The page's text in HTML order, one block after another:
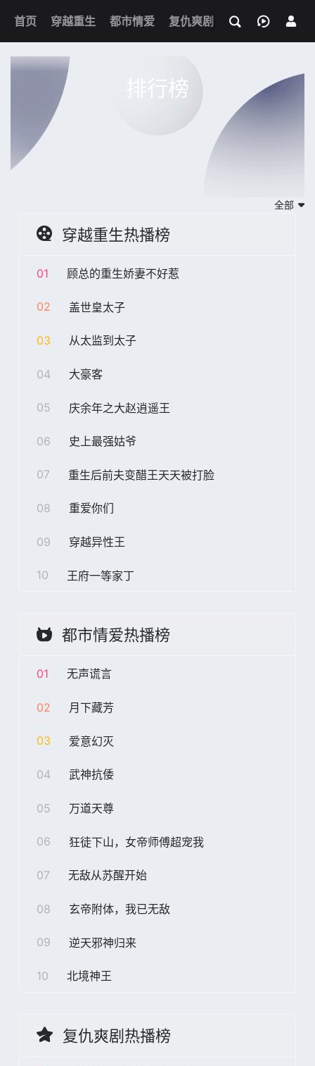
首页 穿越重生 都市情爱 复仇爽剧 玄幻武侠 奇幻
我的观影记录
排行榜
全部
穿越重生热播榜
01 顾总的重生娇妻不好惹
02 盖世皇太子
03 从太监到太子
04 大豪客
05 庆余年之大赵逍遥王
06 史上最强姑爷
07 重生后前夫变醋王天天被打脸
08 重爱你们
09 穿越异性王
10 王府一等家丁
都市情爱热播榜
01 无声谎言
02 月下藏芳
03 爱意幻灭
04 武神抗倭
05 万道天尊
06 狂徒下山，女帝师傅超宠我
07 无敌从苏醒开始
08 玄帝附体，我已无敌
09 逆天邪神归来
10 北境神王
复仇爽剧热播榜